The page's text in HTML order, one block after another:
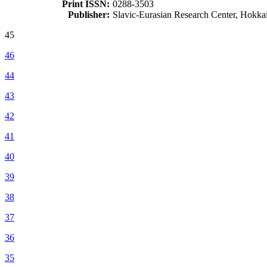
Print ISSN: 0288-3503
Publisher: Slavic-Eurasian Research Center,
45
46
44
43
42
41
40
39
38
37
36
35